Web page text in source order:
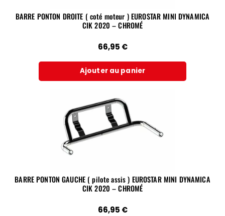
BARRE PONTON DROITE ( coté moteur ) EUROSTAR MINI DYNAMICA
CIK 2020 – CHROMÉ
66,95 €
Ajouter au panier
BARRE PONTON GAUCHE ( pilote assis ) EUROSTAR MINI DYNAMICA
CIK 2020 – CHROMÉ
66,95 €